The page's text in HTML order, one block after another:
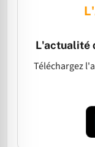
L'actualité
Téléchargez